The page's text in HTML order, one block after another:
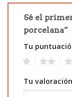
Sé el
porcelana”
Tu
Tu valoración